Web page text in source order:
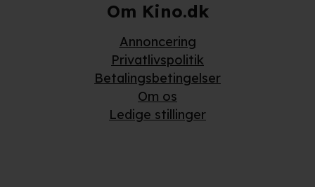
Om Kino.dk
Annoncering
Privatlivspolitik
Betalingsbetingelser
Om os
Ledige stillinger